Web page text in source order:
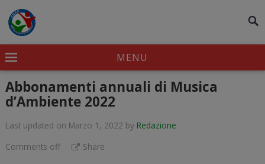
MENU
Abbonamenti annuali di Musica
d’Ambiente 2022
Last updated on Marzo 1, 2022 by Redazione
Comments off
Share